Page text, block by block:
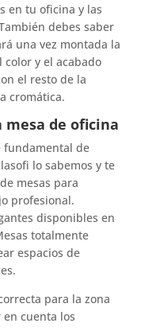
en tu oficina y las
debes saber
una vez montada la
color y el acabado
el resto de la
cromática.
mesa de oficina
fundamental de
lo sabemos y te
mesas para
profesional.
disponibles en
totalmente
espacios de
para la zona
cuenta los